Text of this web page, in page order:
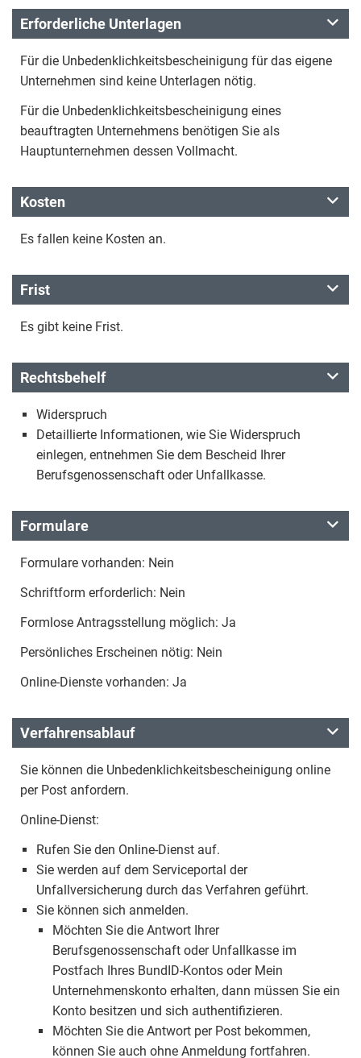
Erforderliche Unterlagen
Für die Unbedenklichkeitsbescheinigung für das eigene
Unternehmen sind keine Unterlagen nötig.
Für die Unbedenklichkeitsbescheinigung eines
beauftragten Unternehmens benötigen Sie als
Hauptunternehmen dessen Vollmacht.
Kosten
Es fallen keine Kosten an.
Frist
Es gibt keine Frist.
Rechtsbehelf
Widerspruch
Detaillierte Informationen, wie Sie Widerspruch
einlegen, entnehmen Sie dem Bescheid Ihrer
Berufsgenossenschaft oder Unfallkasse.
Formulare
Formulare vorhanden: Nein
Schriftform erforderlich: Nein
Formlose Antragsstellung möglich: Ja
Persönliches Erscheinen nötig: Nein
Online-Dienste vorhanden: Ja
Verfahrensablauf
Sie können die Unbedenklichkeitsbescheinigung online
per Post anfordern.
Online-Dienst:
Rufen Sie den Online-Dienst auf.
Sie werden auf dem Serviceportal der
Unfallversicherung durch das Verfahren geführt.
Sie können sich anmelden.
Möchten Sie die Antwort Ihrer
Berufsgenossenschaft oder Unfallkasse im
Postfach Ihres BundID-Kontos oder Mein
Unternehmenskonto erhalten, dann müssen Sie ein
Konto besitzen und sich authentifizieren.
Möchten Sie die Antwort per Post bekommen,
können Sie auch ohne Anmeldung fortfahren.